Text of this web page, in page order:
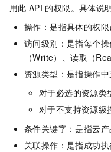
用此 API 的权限。具体说
操作：是指具体的权限
访问级别：是指每个
（Write）、读取（
资源类型：是指操作
对于必选的资源类
对于不支持资源级
条件关键字：是指云产
关联操作：是指成功